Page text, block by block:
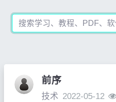
前序
技术 2022-05-12